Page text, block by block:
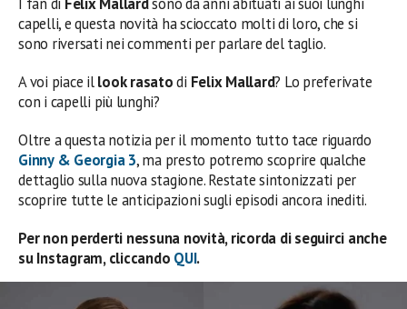
capelli, e questa novità ha scioccato molti di loro, che si
sono riversati nei commenti per parlare del taglio.
A voi piace illook rasatodi Felix Mallard? Lo preferivate
con i capelli più lunghi?
Oltre a questa notizia per il momento tutto tace riguardo
Ginny & Georgia 3, ma presto potremo scoprire qualche
dettaglio sulla nuova stagione. Restate sintonizzati per
scoprire tutte le anticipazioni sugli episodi ancora inediti.
Per non perderti nessuna novità, ricorda di seguirci anche
su Instagram, cliccando QUI.